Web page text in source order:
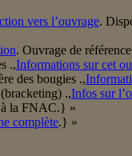
vers l’ouvrage.
. Ouvrage de
.,Informations sur cet
des bougies .,
.,Infos sur
la FNAC.} »
complète.} »